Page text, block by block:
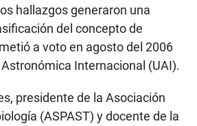
hallazgos generaron una
del concepto de
a voto en agosto del 2006
Internacional (UAI).
presidente de la Asociación
(ASPAST) y docente de la